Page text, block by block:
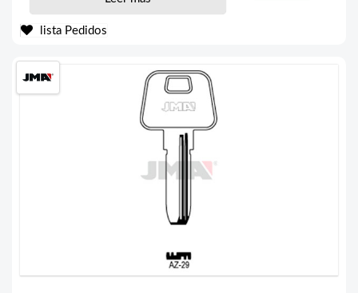
lista Pedidos